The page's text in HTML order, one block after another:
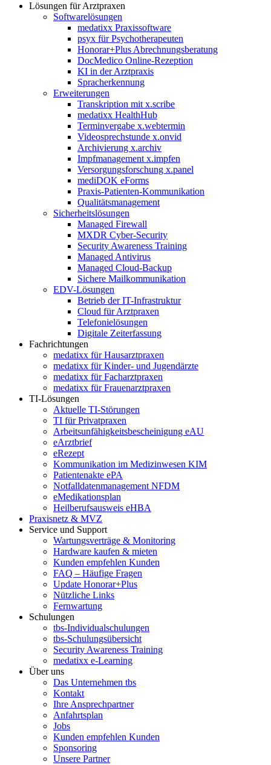
Lösungen für Arztpraxen
Softwarelösungen
medatixx Praxissoftware
psyx für Psychotherapeuten
Honorar+Plus Abrechnungsberatung
DocMedico Online-Rezeption
KI in der Arztpraxis
Spracherkennung
Erweiterungen
Transkription mit x.scribe
medatixx HealthHub
Terminvergabe x.webtermin
Videosprechstunde x.onvid
Archivierung x.archiv
Impfmanagement x.impfen
Versorgungsforschung x.panel
mediDOK eForms
Praxis-Patienten-Kommunikation
Qualitätsmanagement
Sicherheitslösungen
Managed Firewall
MXDR Cyber-Security
Security Awareness Training
Managed Antivirus
Managed Cloud-Backup
Sichere Mailkommunikation
EDV-Lösungen
Betrieb der IT-Infrastruktur
Cloud für Arztpraxen
Telefonielösungen
Digitale Zeiterfassung
Fachrichtungen
medatixx für Hausarztpraxen
medatixx für Kinder- und Jugendärzte
medatixx für Facharztpraxen
medatixx für Frauenarztpraxen
TI-Lösungen
Aktuelle TI-Störungen
TI für Privatpraxen
Arbeitsunfähigkeitsbescheinigung eAU
eArztbrief
eRezept
Kommunikation im Medizinwesen KIM
Patientenakte ePA
Notfalldatenmanagement NFDM
eMedikationsplan
Heilberufsausweis eHBA
Praxisnetz & MVZ
Service und Support
Wartungsverträge & Monitoring
Hardware kaufen & mieten
Kunden empfehlen Kunden
FAQ – Häufige Fragen
Update Honorar+Plus
Nützliche Links
Fernwartung
Schulungen
tbs-Individualschulungen
tbs-Schulungsübersicht
Security Awareness Training
medatixx e-Learning
Über uns
Das Unternehmen tbs
Kontakt
Ihre Ansprechpartner
Anfahrtsplan
Jobs
Kunden empfehlen Kunden
Sponsoring
Unsere Partner